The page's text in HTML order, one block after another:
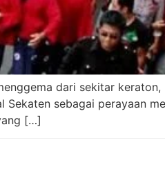
dari sekitar keraton,
sebagai perayaan
[…]